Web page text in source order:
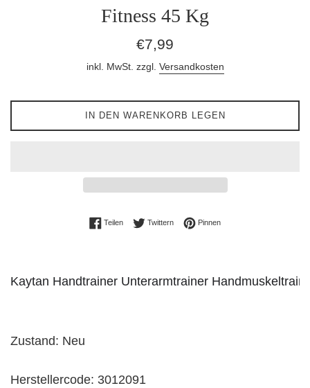
Fitness 45 Kg
Normaler
€7,99
inkl. MwSt. zzgl. Versandkosten
IN DEN WARENKORB LEGEN
TeilenAuf Facebook teilen
TwitternAuf Twitter twittern
PinnenAuf Pinterest pinnen
Kaytan Handtrainer Unterarmtrainer
Zustand: Neu
Herstellercode: 3012091